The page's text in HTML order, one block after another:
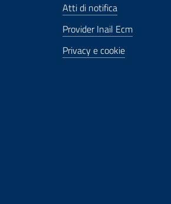
Atti di notifica
Provider Inail Ecm
Privacy e cookie